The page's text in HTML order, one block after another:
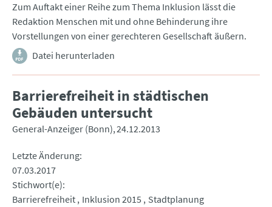
Zum Auftakt einer Reihe zum Thema Inklusion lässt die
Redaktion Menschen mit und ohne Behinderung ihre
Vorstellungen von einer gerechteren Gesellschaft äußern.
Datei herunterladen
Barrierefreiheit in städtischen
Gebäuden untersucht
General-Anzeiger (Bonn) 24.12.2013
Letzte Änderung
07.03.2017
Stichwort(e)
Barrierefreiheit Inklusion 2015
Stadtplanung